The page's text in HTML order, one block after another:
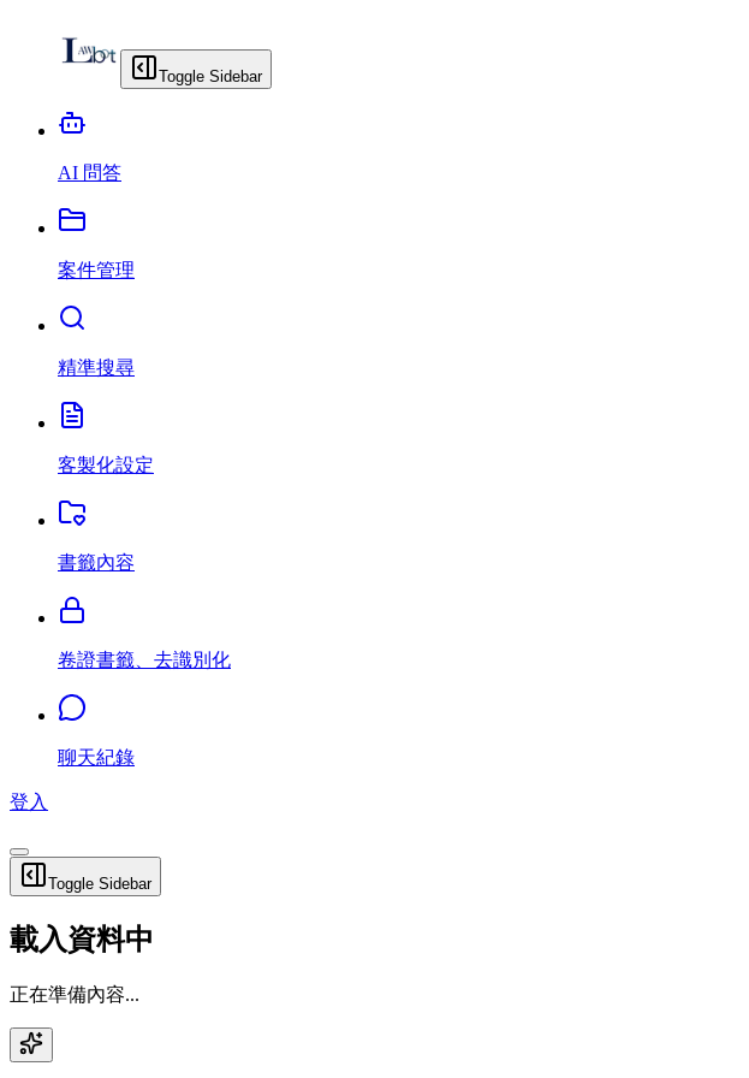
Toggle Sidebar
AI 問答
案件管理
精準搜尋
客製化設定
書籤內容
卷證書籤、去識別化
聊天紀錄
登入
Toggle Sidebar
載入資料中
正在準備內容...